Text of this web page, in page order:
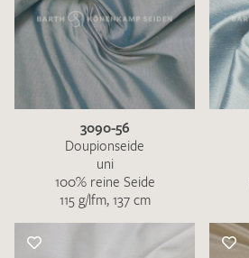
3090-56
Doupionseide
uni
100% reine Seide
115 g/lfm, 137 cm